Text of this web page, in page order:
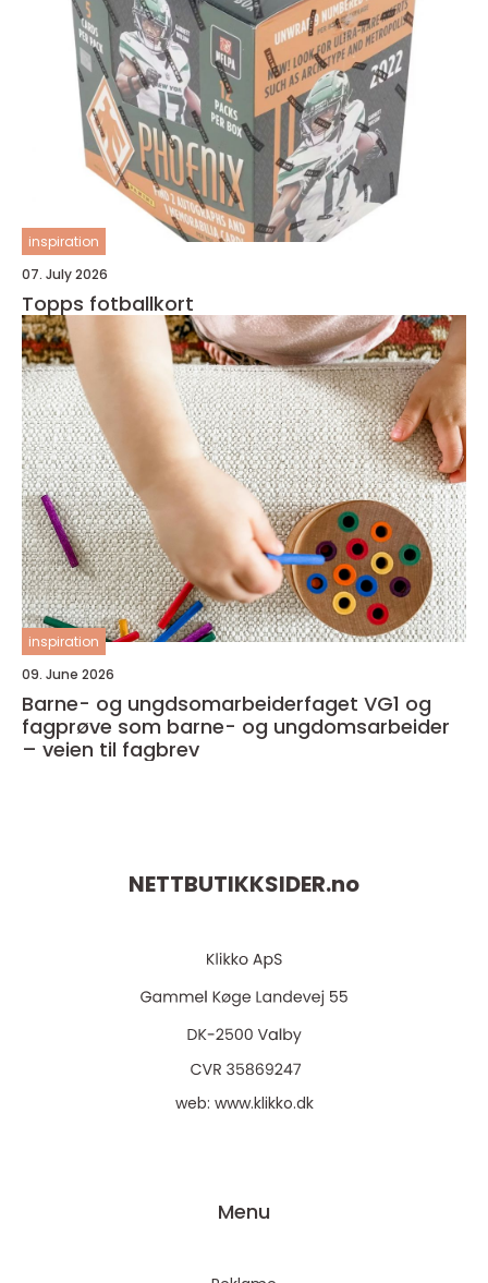
inspiration
07. July 2026
Topps fotballkort
inspiration
09. June 2026
Barne- og ungdsomarbeiderfaget VG1 og
fagprøve som barne- og ungdomsarbeider
– veien til fagbrev
NETTBUTIKKSIDER.no
web: www.klikko.dk
Menu